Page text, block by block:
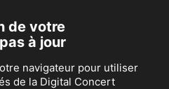
de votre
à jour
navigateur pour utiliser
de la Digital Concert